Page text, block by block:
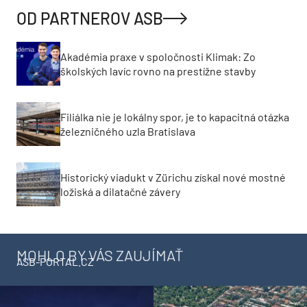
OD PARTNEROV ASB
Akadémia praxe v spoločnosti Klimak: Zo
školských lavíc rovno na prestížne stavby
Filiálka nie je lokálny spor, je to kapacitná otázka
železničného uzla Bratislava
Historický viadukt v Zürichu získal nové mostné
ložiská a dilatačné závery
MOHLO BY VÁS ZAUJÍMAŤ
ASB-PORTAL.CZ